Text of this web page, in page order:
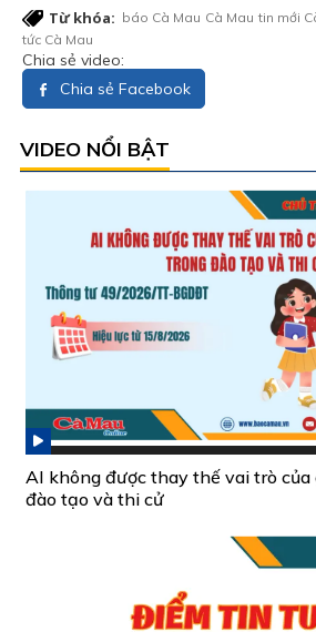
Từ khóa: báo Cà Mau Cà Mau tin mới
tức Cà Mau
Chia sẻ video:
Chia sẻ Facebook
VIDEO NỔI BẬT
AI không được thay thế vai trò
đào tạo và thi cử